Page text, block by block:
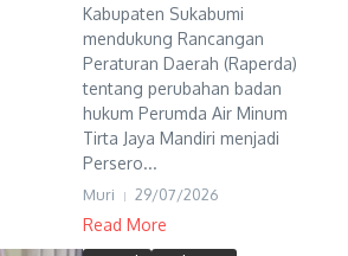
Kabupaten Sukabumi
mendukung Rancangan
Peraturan Daerah (Raperda)
tentang perubahan badan
hukum Perumda Air Minum
Tirta Jaya Mandiri menjadi
Persero...
Muri 29/07/2026
Read More